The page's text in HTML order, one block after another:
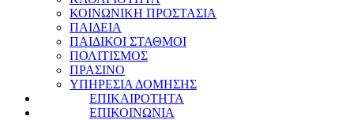
ΚΟΙΝΩΝΙΚΗ ΠΡΟΣΤΑΣΙΑ
ΠΑΙΔΕΙΑ
ΠΑΙΔΙΚΟΙ ΣΤΑΘΜΟΙ
ΠΟΛΙΤΙΣΜΟΣ
ΠΡΑΣΙΝΟ
ΥΠΗΡΕΣΙΑ ΔΟΜΗΣΗΣ
ΕΠΙΚΑΙΡΟΤΗΤΑ
ΕΠΙΚΟΙΝΩΝΙΑ